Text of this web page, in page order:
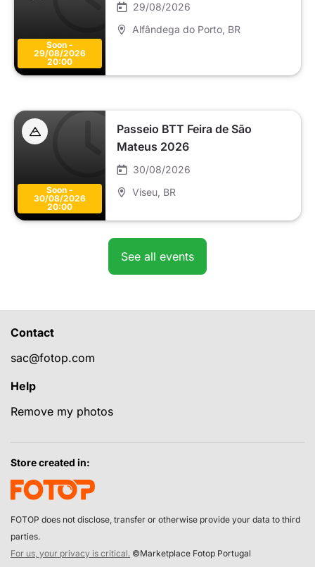
Soon -
29/08/2026
20:00
29/08/2026
Alfândega do Porto , BR
Soon -
30/08/2026
20:00
Passeio BTT Feira de São
Mateus 2026
30/08/2026
Viseu , BR
See all events
Contact
sac@fotop.com
Help
Remove my photos
Store created in:
FOTOP does not disclose, transfer or otherwise provide your data to third
parties.
For us, your privacy is critical. ©Marketplace Fotop Portugal